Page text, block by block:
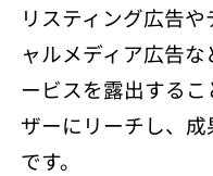
リスティング広告
ャルメディア広告
ービスを露出する
ザーにリーチし、
です。